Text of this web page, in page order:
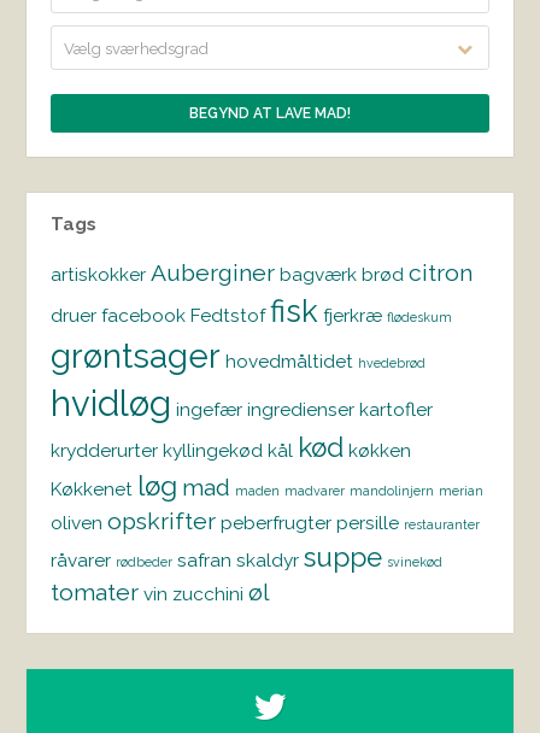
Vælg sværhedsgrad
Tags
artiskokker Auberginer bagværk brød citron
druer facebook Fedtstof fisk fjerkræ flødeskum
grøntsager hovedmåltidet hvedebrød
hvidløg ingefær ingredienser kartofler
krydderurter kyllingekød kål kød køkken
Køkkenet løg mad maden madvarer mandolinjern merian
oliven opskrifter peberfrugter persille restauranter
råvarer rødbeder safran skaldyr suppe svinekød
tomater vin zucchini øl